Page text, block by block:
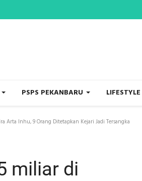
PSPS PEKANBARU LIFESTYLE
Arta Inhu, 9 Orang Ditetapkan Kejari Jadi Tersangka
miliar di